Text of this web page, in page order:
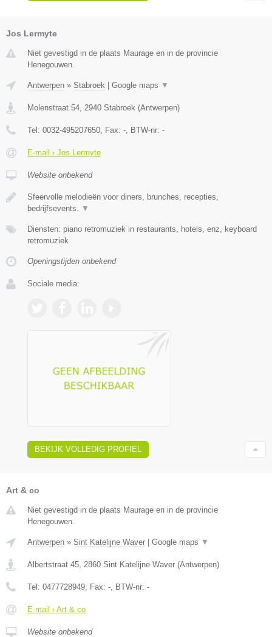
Jos Lermyte
Niet gevestigd in de plaats Maurage en in de provincie
Henegouwen.
Antwerpen » Stabroek Google maps ▼
Molenstraat 54, 2940 Stabroek (Antwerpen)
Tel: 0032-495207650, Fax: -, BTW-nr: -
E-mail › Jos Lermyte
Website onbekend
Sfeervolle melodieën voor diners, brunches, recepties,
bedrijfsevents. ▼
Diensten: piano retromuziek in restaurants, hotels, enz, keyboard
retromuziek
Openingstijden onbekend
Sociale media:
BEKIJK VOLLEDIG PROFIEL
Art & co
Niet gevestigd in de plaats Maurage en in de provincie
Henegouwen.
Antwerpen » Sint Katelijne Waver Google maps ▼
Albertstraat 45 2860 Sint Katelijne Waver (Antwerpen)
Tel: 0477728949 , Fax: - , BTW-nr: -
E-mail › Art & co
Website onbekend